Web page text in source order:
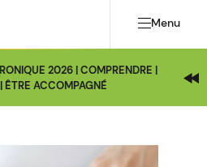
Menu
2026 | COMPRENDRE |
ÊTRE ACCOMPAGNÉ